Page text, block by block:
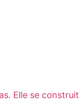
Elle se construit